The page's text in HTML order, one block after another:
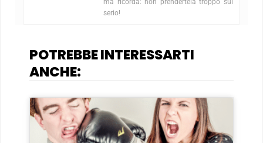
ma ricorda: non prendertela troppo sul
serio!
POTREBBE INTERESSARTI
ANCHE: